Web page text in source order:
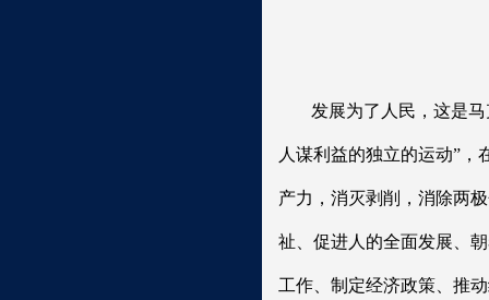
发展为了人民，这是
人谋利益的独立的运动”
产力，消灭剥削，消除两
祉、促进人的全面发展、
工作、制定经济政策、推